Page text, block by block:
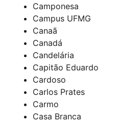
Camponesa
Campus UFMG
Canaã
Canadá
Candelária
Capitão Eduardo
Cardoso
Carlos Prates
Carmo
Casa Branca